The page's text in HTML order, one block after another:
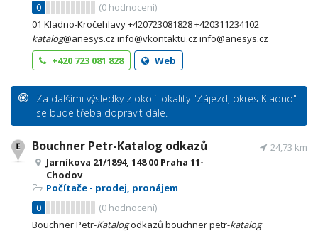
0
(0 hodnocení)
01 Kladno-Kročehlavy +420723081828 +420311234102
katalog@anesys.cz info@vkontaktu.cz info@anesys.cz
+420 723 081 828
Web
Za dalšími výsledky z okolí lokality "Zájezd, okres Kladno"
se bude třeba dopravit dále.
Bouchner Petr-Katalog odkazů
Jarníkova 21/1894, 148 00 Praha 11-
Chodov
Počítače - prodej, pronájem
0
(0 hodnocení)
24,73 km
Bouchner Petr-Katalogodkazů bouchner petr-katalog